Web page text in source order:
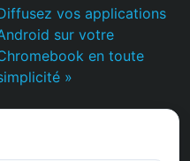
vos applications
sur votre
en toute
»